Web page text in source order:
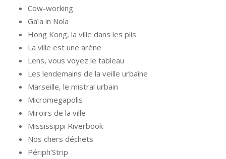
Cow-working
Gaïa in Nola
Hong Kong, la ville dans les plis
La ville est une arène
Lens, vous voyez le tableau
Les lendemains de la veille urbaine
Marseille, le mistral urbain
Micromegapolis
Miroirs de la ville
Mississippi Riverbook
Nos chers déchets
Périph’Strip